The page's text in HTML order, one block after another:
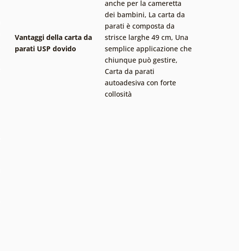
Vantaggi della carta da
parati USP dovido
anche per la cameretta
dei bambini, La carta da
parati è composta da
strisce larghe 49 cm, Una
semplice applicazione che
chiunque può gestire,
Carta da parati
autoadesiva con forte
collosità